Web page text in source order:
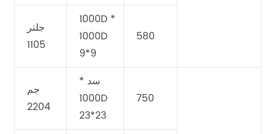
جلتر
1105
1000D *
1000D
9*9
580
جم
2204
سد *
1000D
23*23
750